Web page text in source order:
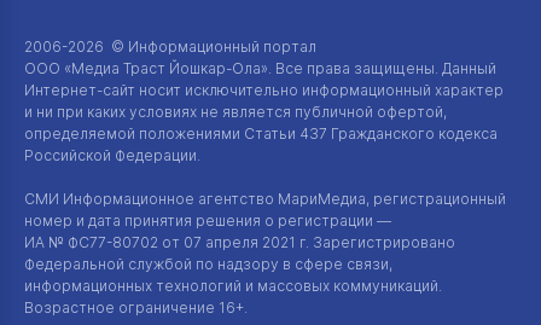
2006-2026 © Информационный портал
ООО «Медиа Траст Йошкар-Ола». Все права защищены. Данный
Интернет-сайт носит исключительно информационный характер
и ни при каких условиях не является публичной офертой,
определяемой положениями Статьи 437 Гражданского кодекса
Российской Федерации.
СМИ Информационное агентство МариМедиа, регистрационный
номер и дата принятия решения о регистрации —
ИА № ФС77-80702 от 07 апреля 2021 г. Зарегистрировано
Федеральной службой по надзору в сфере связи,
информационных технологий и массовых коммуникаций.
Возрастное ограничение 16+.